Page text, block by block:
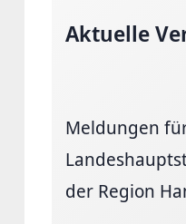
Aktuelle
Meldungen
der Region